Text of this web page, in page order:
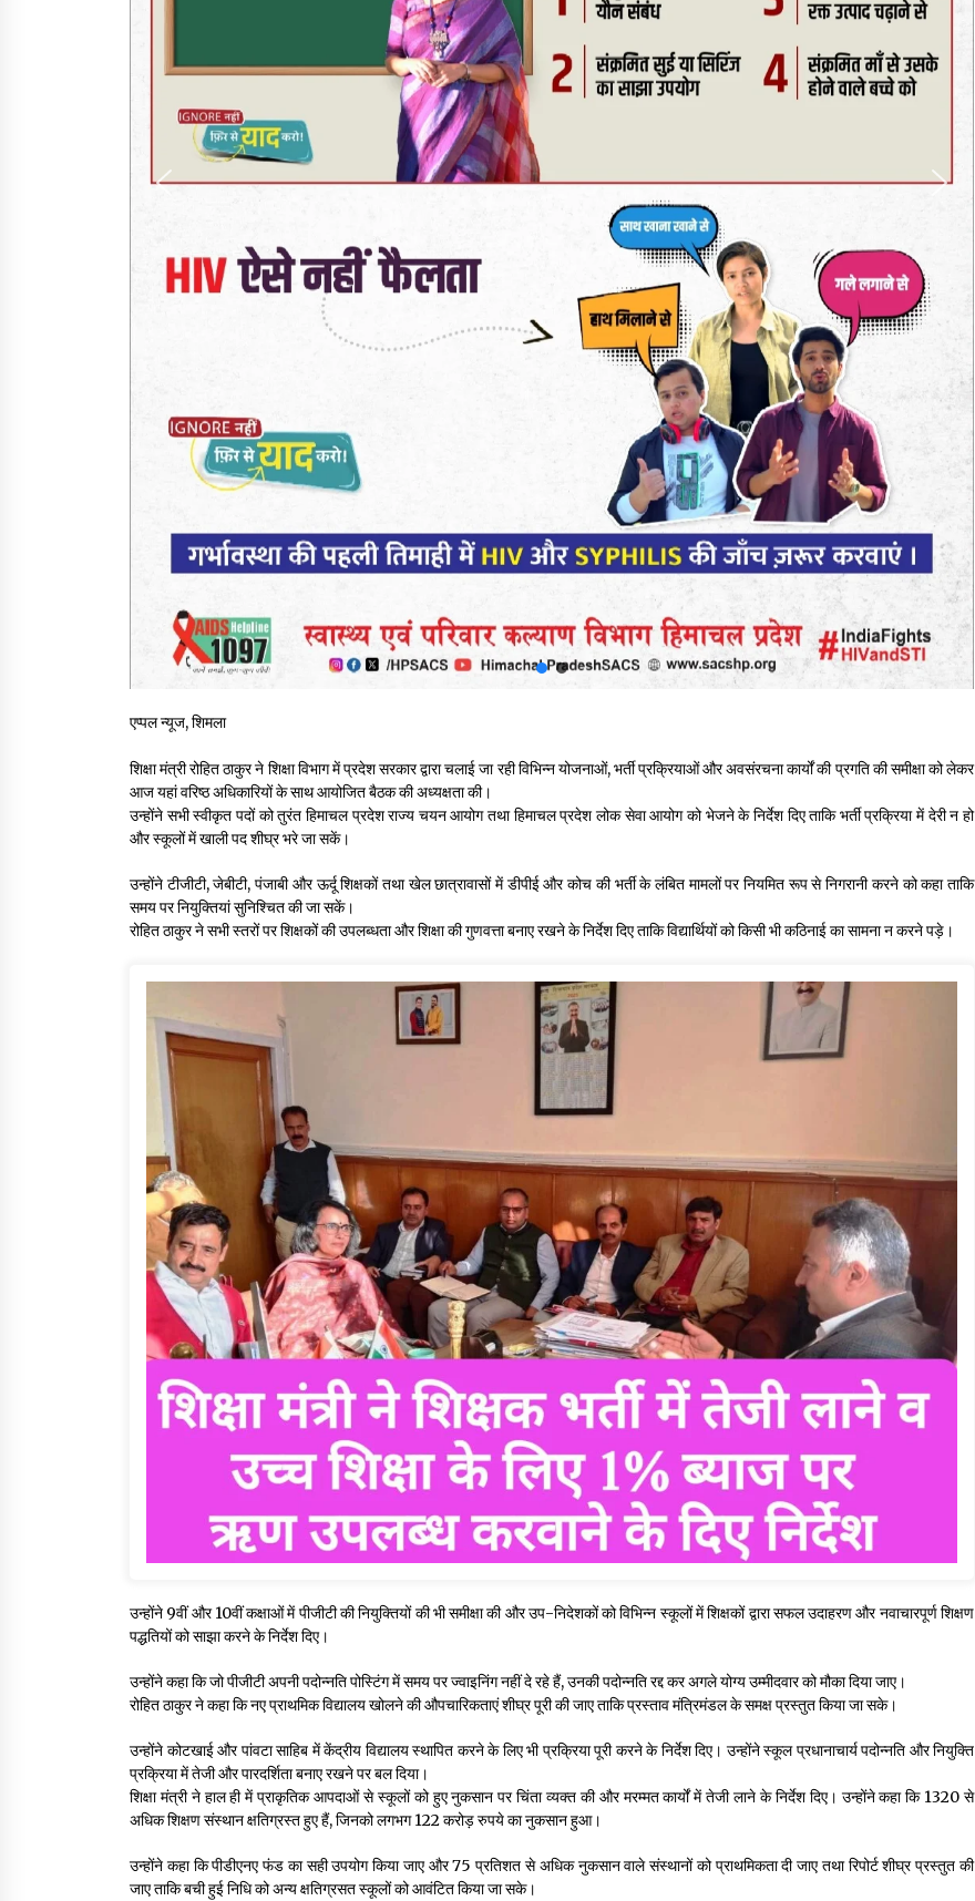
एप्पल न्यूज, शिमला
शिक्षा मंत्री रोहित ठाकुर ने शिक्षा विभाग में प्रदेश सरकार द्वारा चलाई जा रही विभिन्न योजनाओं, भर्ती प्रक्रियाओं और अवसंरचना कार्यों की प्रगति की समीक्षा को लेकर
आज यहां वरिष्ठ अधिकारियों के साथ आयोजित बैठक की अध्यक्षता की।
उन्होंने सभी स्वीकृत पदों को तुरंत हिमाचल प्रदेश राज्य चयन आयोग तथा हिमाचल प्रदेश लोक सेवा आयोग को भेजने के निर्देश दिए ताकि भर्ती प्रक्रिया में देरी न हो
और स्कूलों में खाली पद शीघ्र भरे जा सकें।
उन्होंने टीजीटी, जेबीटी, पंजाबी और ऊर्दू शिक्षकों तथा खेल छात्रावासों में डीपीई और कोच की भर्ती के लंबित मामलों पर नियमित रूप से निगरानी करने को कहा ताकि
समय पर नियुक्तियां सुनिश्चित की जा सकें।
रोहित ठाकुर ने सभी स्तरों पर शिक्षकों की उपलब्धता और शिक्षा की गुणवत्ता बनाए रखने के निर्देश दिए ताकि विद्यार्थियों को किसी भी कठिनाई का सामना न करने पड़े।
उन्होंने 9वीं और 10वीं कक्षाओं में पीजीटी की नियुक्तियों की भी समीक्षा की और उप-निदेशकों को विभिन्न स्कूलों में शिक्षकों द्वारा सफल उदाहरण और नवाचारपूर्ण शिक्षण
पद्धतियों को साझा करने के निर्देश दिए।
उन्होंने कहा कि जो पीजीटी अपनी पदोन्नति पोस्टिंग में समय पर ज्वाइनिंग नहीं दे रहे हैं, उनकी पदोन्नति रद्द कर अगले योग्य उम्मीदवार को मौका दिया जाए।
रोहित ठाकुर ने कहा कि नए प्राथमिक विद्यालय खोलने की औपचारिकताएं शीघ्र पूरी की जाए ताकि प्रस्ताव मंत्रिमंडल के समक्ष प्रस्तुत किया जा सके।
उन्होंने कोटखाई और पांवटा साहिब में केंद्रीय विद्यालय स्थापित करने के लिए भी प्रक्रिया पूरी करने के निर्देश दिए। उन्होंने स्कूल प्रधानाचार्य पदोन्नति और नियुक्ति
प्रक्रिया में तेजी और पारदर्शिता बनाए रखने पर बल दिया।
शिक्षा मंत्री ने हाल ही में प्राकृतिक आपदाओं से स्कूलों को हुए नुकसान पर चिंता व्यक्त की और मरम्मत कार्यों में तेजी लाने के निर्देश दिए। उन्होंने कहा कि 1320 से
अधिक शिक्षण संस्थान क्षतिग्रस्त हुए हैं, जिनको लगभग 122 करोड़ रुपये का नुकसान हुआ।
उन्होंने कहा कि पीडीएनए फंड का सही उपयोग किया जाए और 75 प्रतिशत से अधिक नुकसान वाले संस्थानों को प्राथमिकता दी जाए तथा रिपोर्ट शीघ्र प्रस्तुत की
जाए ताकि बची हुई निधि को अन्य क्षतिग्रसत स्कूलों को आवंटित किया जा सके।